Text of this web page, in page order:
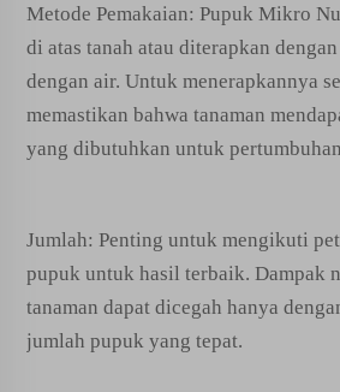
Metode Pemakaian: Pupuk Mikro
di atas tanah atau diterapkan
dengan air. Untuk menerapkannya
memastikan bahwa tanaman
yang dibutuhkan untuk
Jumlah: Penting untuk mengikuti
pupuk untuk hasil terbaik. Dampak
tanaman dapat dicegah hanya
jumlah pupuk yang tepat.